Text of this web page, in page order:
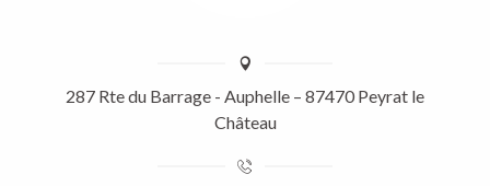
287 Rte du Barrage - Auphelle – 87470 Peyrat le
Château